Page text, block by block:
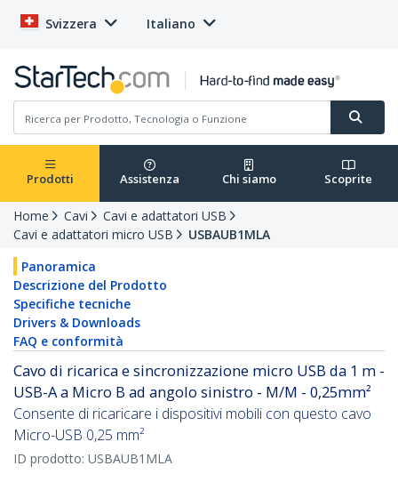
Svizzera Italiano
Prodotti Assistenza Chi siamo Scoprite
Home Cavi
Cavi e adattatori USB
Cavi e adattatori micro USB
USBAUB1MLA
Panoramica
Descrizione del Prodotto
Specifiche tecniche
Drivers & Downloads
FAQ e conformità
Cavo di ricarica e sincronizzazione micro USB da 1 m -
USB-A a Micro B ad angolo sinistro - M/M - 0,25mm²
Consente di ricaricare i dispositivi mobili con questo cavo
Micro-USB 0,25 mm²
ID prodotto: USBAUB1MLA